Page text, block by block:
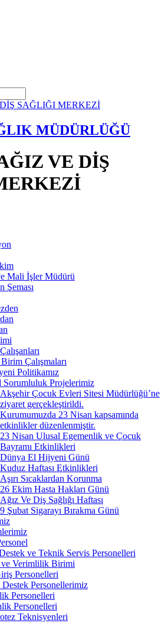
MÜDÜRLÜĞÜ
VE DİŞ
Mali İşler Müdürü
Şeması
Çalışmaları
Politikamız
Sorumluluk Projelerimiz
Akşehir Çocuk Evleri Sitesi Müdürlüğü’ne
ziyaret gerçekleştirildi.
Kurumumuzda 23 Nisan kapsamında
etkinlikler düzenlenmiştir.
23 Nisan Ulusal Egemenlik ve Çocuk
Bayramı Etkinlikleri
Dünya El Hijyeni Günü
Kuduz Haftası Etkinlikleri
Aşırı Sıcaklardan Korunma
26 Ekim Hasta Hakları Günü
Ağız Ve Diş Sağlığı Haftası
9 Şubat Sigarayı Bırakma Günü
ve Teknik Servis Personelleri
Verimlilik Birimi
Personelleri
Personellerimiz
Personelleri
Personelleri
Teknisyenleri